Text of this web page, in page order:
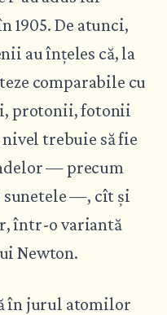
1905. De atunci,
au înțeles că, la
comparabile cu
protonii, fotonii
trebuie să fie
— precum
sunetele —, cît și
într-o variantă
Newton.
în jurul atomilor